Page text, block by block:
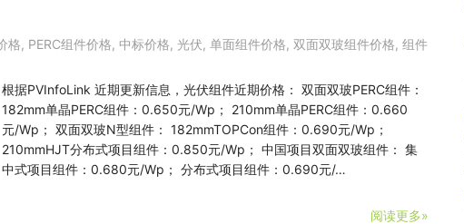
格, PERC组件价格, 中标价格, 光伏, 单面组件价格, 双面双玻组件价格, 组件
根据PVInfoLink 近期更新信息，光伏组件近期价格： 双面双玻PERC组件：
182mm单晶PERC组件：0.650元/Wp； 210mm单晶PERC组件：0.660
元/Wp； 双面双玻N型组件： 182mmTOPCon组件：0.690元/Wp；
210mmHJT分布式项目组件：0.850元/Wp； 中国项目双面双玻组件： 集
中式项目组件：0.680元/Wp； 分布式项目组件：0.690元/…
阅读更多»